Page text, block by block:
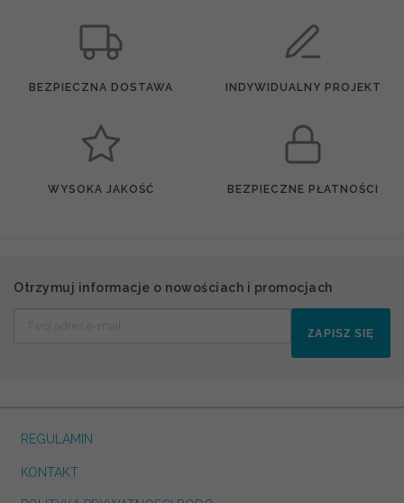
BEZPIECZNA DOSTAWA INDYWIDUALNY PROJEKT
WYSOKA JAKOŚĆ BEZPIECZNE PŁATNOŚCI
Otrzymuj informacje o nowościach i promocjach
ZAPISZ SIĘ
REGULAMIN
KONTAKT